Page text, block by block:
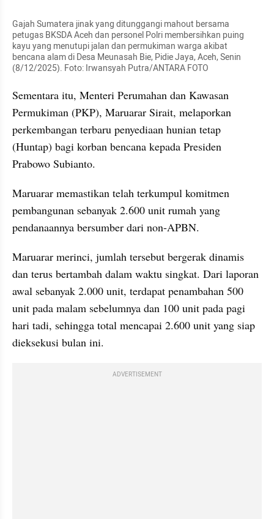
Gajah Sumatera jinak yang ditunggangi mahout bersama
petugas BKSDA Aceh dan personel Polri membersihkan puing
kayu yang menutupi jalan dan permukiman warga akibat
bencana alam di Desa Meunasah Bie, Pidie Jaya, Aceh, Senin
(8/12/2025). Foto: Irwansyah Putra/ANTARA FOTO
Sementara itu, Menteri Perumahan dan Kawasan
Permukiman (PKP), Maruarar Sirait, melaporkan
perkembangan terbaru penyediaan hunian tetap
(Huntap) bagi korban bencana kepada Presiden
Prabowo Subianto.
Maruarar memastikan telah terkumpul komitmen
pembangunan sebanyak 2.600 unit rumah yang
pendanaannya bersumber dari non-APBN.
Maruarar merinci, jumlah tersebut bergerak dinamis
dan terus bertambah dalam waktu singkat. Dari laporan
awal sebanyak 2.000 unit, terdapat penambahan 500
unit pada malam sebelumnya dan 100 unit pada pagi
hari tadi, sehingga total mencapai 2.600 unit yang siap
dieksekusi bulan ini.
ADVERTISEMENT